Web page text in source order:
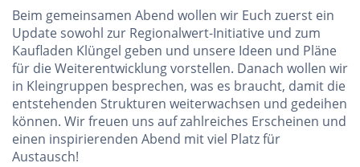
Beim gemeinsamen Abend wollen wir Euch zuerst ein
Update sowohl zur Regionalwert-Initiative und zum
Kaufladen Klüngel geben und unsere Ideen und Pläne
für die Weiterentwicklung vorstellen. Danach wollen wir
in Kleingruppen besprechen, was es braucht, damit die
entstehenden Strukturen weiterwachsen und gedeihen
können. Wir freuen uns auf zahlreiches Erscheinen und
einen inspirierenden Abend mit viel Platz für
Austausch!